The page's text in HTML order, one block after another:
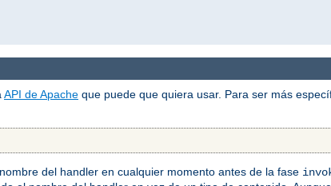
API de Apache que puede que quiera usar. Para ser más
del handler en cualquier momento antes de la fase